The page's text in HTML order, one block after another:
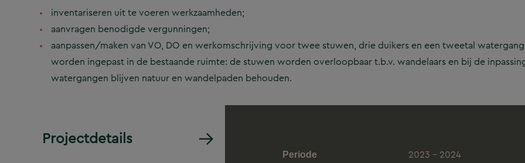
inventariseren uit te voeren werkzaamheden;
aanvragen benodigde vergunningen;
aanpassen/maken van VO, DO en werkomschrijving voor twee stuwen, drie duikers en een tweetal
worden ingepast in de bestaande ruimte: de stuwen worden overloopbaar t.b.v. wandelaars en bij de
watergangen blijven natuur en wandelpaden behouden.
Projectdetails
Periode 2023 - 2024